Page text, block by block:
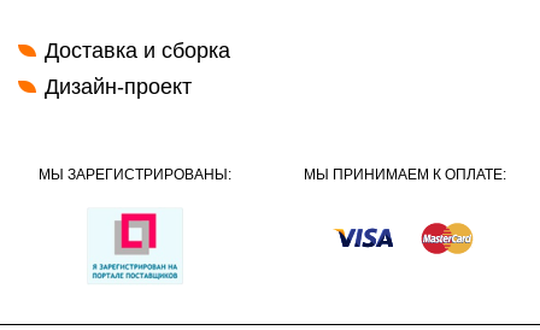
Доставка и сборка
Дизайн-проект
МЫ ЗАРЕГИСТРИРОВАНЫ: МЫ ПРИНИМАЕМ К ОПЛАТЕ: